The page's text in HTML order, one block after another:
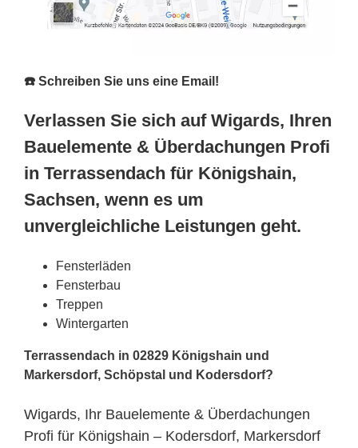
☎️ Schreiben Sie uns eine Email!
Verlassen Sie sich auf Wigards, Ihren
Bauelemente & Überdachungen Profi
in Terrassendach für Königshain,
Sachsen, wenn es um
unvergleichliche Leistungen geht.
Fensterläden
Fensterbau
Treppen
Wintergarten
Terrassendach in 02829 Königshain und
Markersdorf, Schöpstal und Kodersdorf?
Wigards, Ihr Bauelemente & Überdachungen
Profi für Königshain – Kodersdorf, Markersdorf